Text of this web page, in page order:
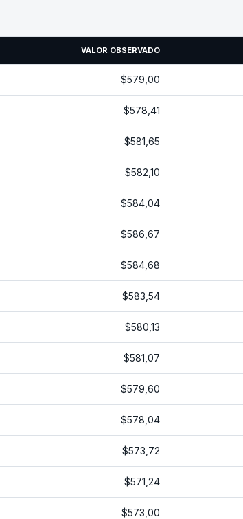
VALOR OBSERVADO
$579,00
$578,41
$581,65
$582,10
$584,04
$586,67
$584,68
$583,54
$580,13
$581,07
$579,60
$578,04
$573,72
$571,24
$573,00